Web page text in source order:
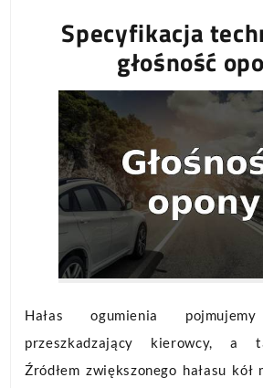
Specyfikacja
głośność
Hałas ogumienia
przeszkadzający kierowcy, a
Źródłem zwiększonego hałasu